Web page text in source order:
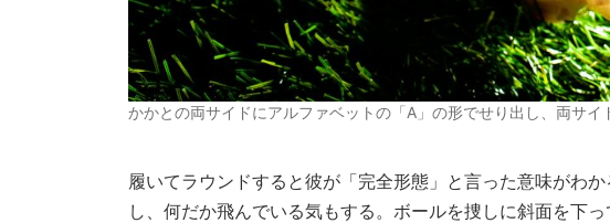
かかとの両サイドにアルファベットの「A」の形でせり出し、両サイ
履いてラウンドすると彼が「完全形態」と言った意味がわ
し、何だか飛んでいる気もする。ボールを捜しに斜面を下